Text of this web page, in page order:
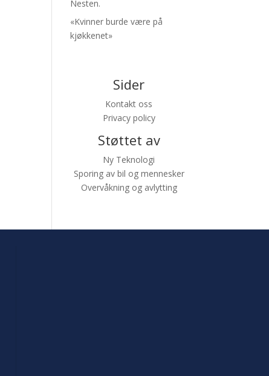
Nesten.
«Kvinner burde være på
kjøkkenet»
Sider
Kontakt oss
Privacy policy
Støttet av
Ny Teknologi
Sporing av bil og mennesker
Overvåkning og avlytting